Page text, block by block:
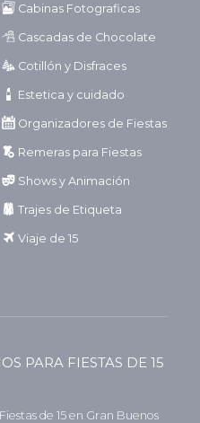
Cabinas Fotograficas
Cascadas de Chocolate
Cotillón y Disfraces
Estetica y cuidado
Organizadores de Fiestas
Remeras para Fiestas
Shows y Animación
Trajes de Etiqueta
Viaje de 15
PARA FIESTAS DE 15
Fiestas de 15 en Gran Buenos